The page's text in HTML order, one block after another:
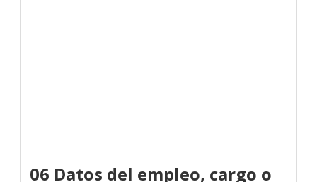
06 Datos del empleo, cargo o